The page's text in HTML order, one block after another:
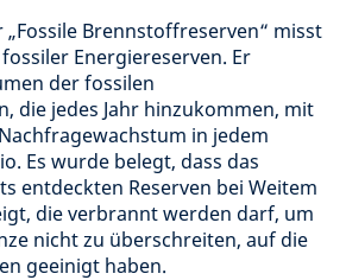
Brennstoffreserven“ misst
Energiereserven. Er
der fossilen
die jedes Jahr hinzukommen, mit
in jedem
Es wurde belegt, dass das
entdeckten Reserven bei Weitem
die verbrannt werden darf, um
nicht zu überschreiten, auf die
geeinigt haben.